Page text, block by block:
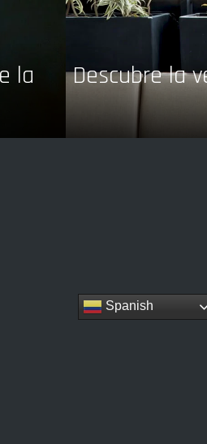
la
Descubre la
Spanish